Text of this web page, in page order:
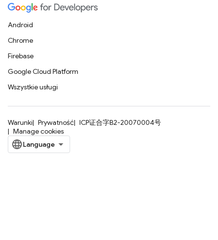
Android
Chrome
Firebase
Google Cloud Platform
Wszystkie usługi
Warunki Prywatność
ICP证合字B2-20070004号
Manage cookies